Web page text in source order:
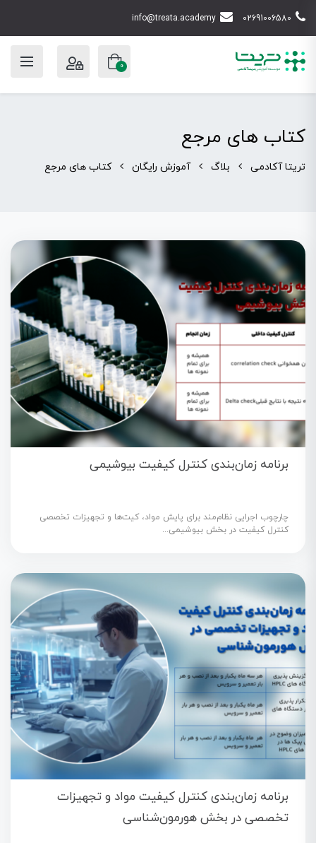
02691006580
info@treata.academy
0
کتاب های مرجع
تریتا آکادمی بلاگ آموزش رایگان کتاب های مرجع
برنامه زمان‌بندی کنترل کیفیت بیوشیمی
چارچوب اجرایی نظام‌مند برای پایش مواد، کیت‌ها و تجهیزات تخصصی
کنترل کیفیت در بخش بیوشیمی...
برنامه زمان‌بندی کنترل کیفیت مواد و تجهیزات
تخصصی در بخش هورمون‌شناسی